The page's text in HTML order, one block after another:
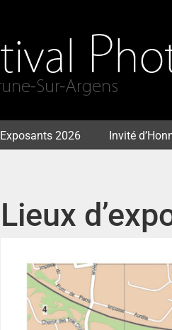
Exposants 2026 Invité
Lieux